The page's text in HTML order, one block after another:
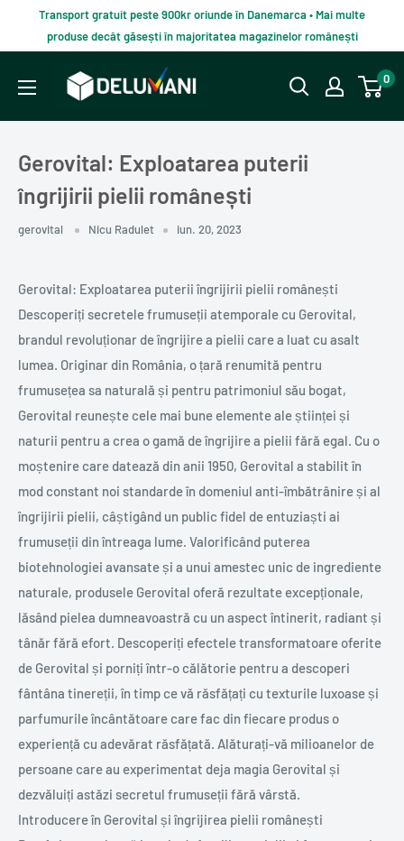
continut
Transport gratuit peste 900kr oriunde în Danemarca • Mai multe
produse decât găsești în majoritatea magazinelor românești
Delumani
Magazin
românesc
online
0
Gerovital: Exploatarea puterii
îngrijirii pielii românești
gerovital Nicu Radulet iun. 20, 2023
Gerovital: Exploatarea puterii îngrijirii pielii românești
Descoperiți secretele frumuseții atemporale cu Gerovital,
brandul revoluționar de îngrijire a pielii care a luat cu asalt
lumea. Originar din România, o țară renumită pentru
frumusețea sa naturală și pentru patrimoniul său bogat,
Gerovital reunește cele mai bune elemente ale științei și
naturii pentru a crea o gamă de îngrijire a pielii fără egal. Cu o
moștenire care datează din anii 1950, Gerovital a stabilit în
mod constant noi standarde în domeniul anti-îmbătrânire și al
îngrijirii pielii, câștigând un public fidel de entuziaști ai
frumuseții din întreaga lume. Valorificând puterea
biotehnologiei avansate și a unui amestec unic de ingrediente
naturale, produsele Gerovital oferă rezultate excepționale,
lăsând pielea dumneavoastră cu un aspect întinerit, radiant și
tânăr fără efort. Descoperiți efectele transformatoare oferite
de Gerovital și porniți într-o călătorie pentru a descoperi
fântâna tinereții, în timp ce vă răsfățați cu texturile luxoase și
parfumurile încântătoare care fac din fiecare produs o
experiență cu adevărat răsfățată. Alăturați-vă milioanelor de
persoane care au experimentat deja magia Gerovital și
dezvăluiți astăzi secretul frumuseții fără vârstă.
Introducere în Gerovital și îngrijirea pielii românești